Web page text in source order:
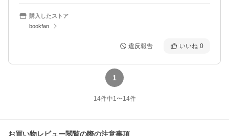
購入したストア
bookfan
違反報告 いいね 0
1
14件中1〜14件
お買い物レビュー閲覧の際の注意事項